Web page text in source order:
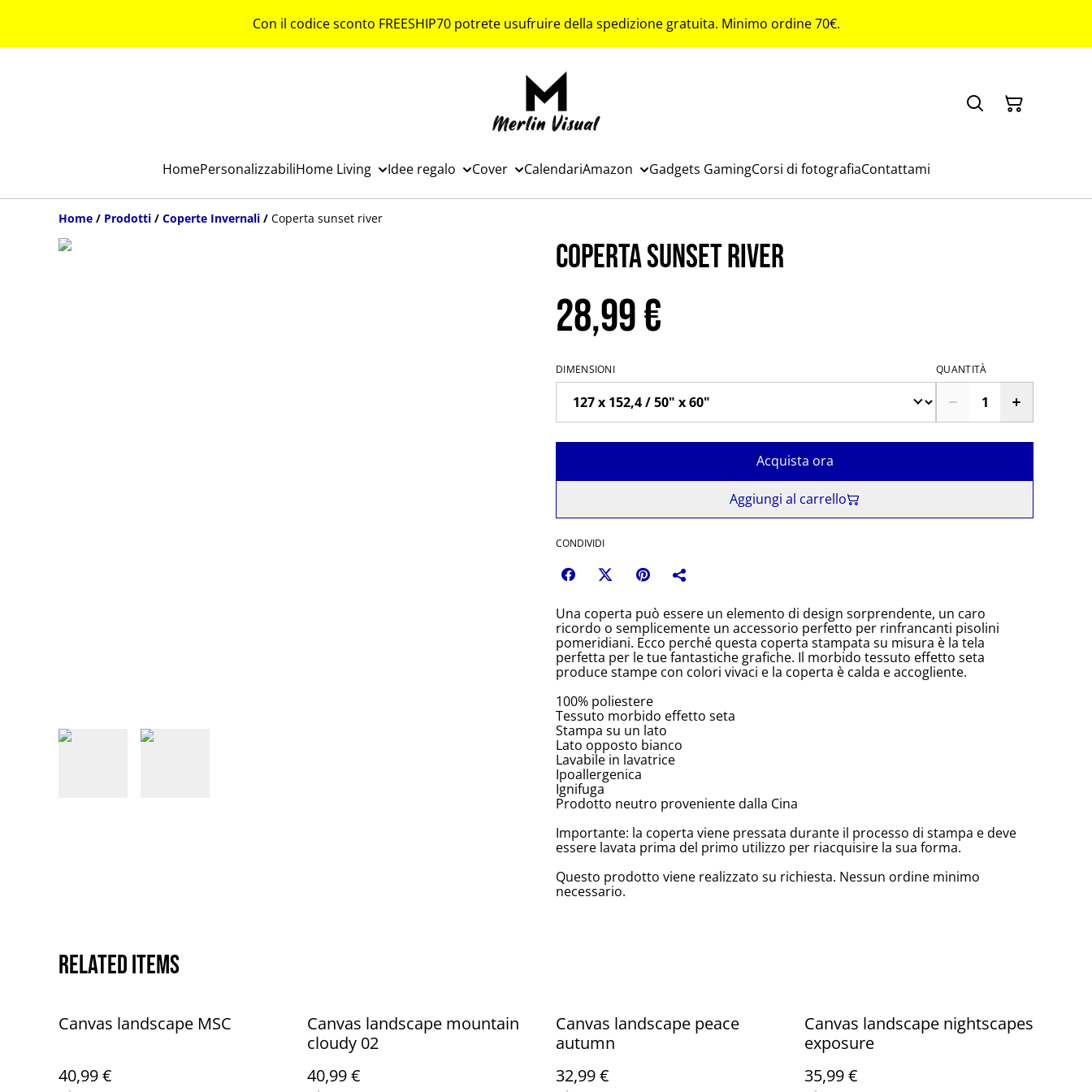
Con il codice sconto FREESHIP70 potrete usufruire della spedizione gratuita. Minimo ordine 70€.
HomePersonalizzabiliHome Living Idee regalo Cover CalendariAmazon Gadgets GamingCorsi di fotografiaContattami
Home / Prodotti / Coperte Invernali / Coperta sunset river
Coperta sunset river
28,99 €
DIMENSIONI QUANTITÀ
Acquista ora
Aggiungi al carrello
CONDIVIDI
Una coperta può essere un elemento di design sorprendente, un caro
ricordo o semplicemente un accessorio perfetto per rinfrancanti pisolini
pomeridiani. Ecco perché questa coperta stampata su misura è la tela
perfetta per le tue fantastiche grafiche. Il morbido tessuto effetto seta
produce stampe con colori vivaci e la coperta è calda e accogliente.
100% poliestere
Tessuto morbido effetto seta
Stampa su un lato
Lato opposto bianco
Lavabile in lavatrice
Ipoallergenica
Ignifuga
Prodotto neutro proveniente dalla Cina
Importante: la coperta viene pressata durante il processo di stampa e deve
essere lavata prima del primo utilizzo per riacquisire la sua forma.
Questo prodotto viene realizzato su richiesta. Nessun ordine minimo
necessario.
Related items
Canvas landscape MSC
40,99 €
Canvas landscape mountain
cloudy 02
40,99 €
Canvas landscape peace
autumn
32,99 €
Canvas landscape nightscapes
exposure
35,99 €